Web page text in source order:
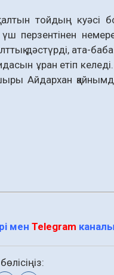
алтын тойдың
перзентінен
дәстүрді, ата-
ұран етіп
Айдархан
менTelegram